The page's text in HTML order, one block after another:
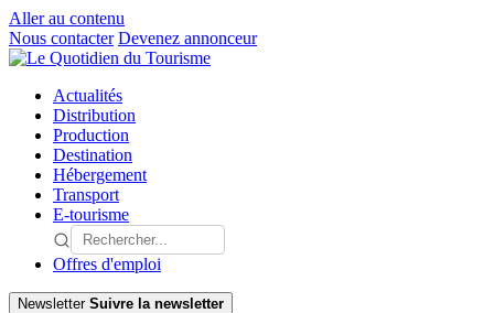
Aller au contenu
Nous contacter Devenez annonceur
Actualités
Distribution
Production
Destination
Hébergement
Transport
E-tourisme
Offres d'emploi
Newsletter Suivre la newsletter